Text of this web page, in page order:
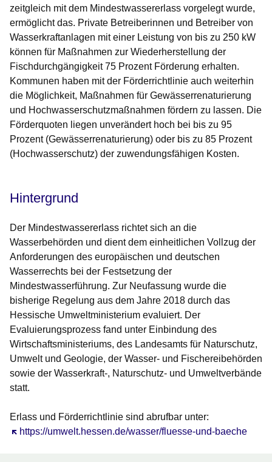
zeitgleich mit dem Mindestwassererlass vorgelegt wurde,
ermöglicht das. Private Betreiberinnen und Betreiber von
Wasserkraftanlagen mit einer Leistung von bis zu 250 kW
können für Maßnahmen zur Wiederherstellung der
Fischdurchgängigkeit 75 Prozent Förderung erhalten.
Kommunen haben mit der Förderrichtlinie auch weiterhin
die Möglichkeit, Maßnahmen für Gewässerrenaturierung
und Hochwasserschutzmaßnahmen fördern zu lassen. Die
Förderquoten liegen unverändert hoch bei bis zu 95
Prozent (Gewässerrenaturierung) oder bis zu 85 Prozent
(Hochwasserschutz) der zuwendungsfähigen Kosten.
Hintergrund
Der Mindestwassererlass richtet sich an die
Wasserbehörden und dient dem einheitlichen Vollzug der
Anforderungen des europäischen und deutschen
Wasserrechts bei der Festsetzung der
Mindestwasserführung. Zur Neufassung wurde die
bisherige Regelung aus dem Jahre 2018 durch das
Hessische Umweltministerium evaluiert. Der
Evaluierungsprozess fand unter Einbindung des
Wirtschaftsministeriums, des Landesamts für Naturschutz,
Umwelt und Geologie, der Wasser- und Fischereibehörden
sowie der Wasserkraft-, Naturschutz- und Umweltverbände
statt.
Erlass und Förderrichtlinie sind abrufbar unter:
https://umwelt.hessen.de/wasser/fluesse-und-baeche
Öffnet sich in einem neuen Fenster